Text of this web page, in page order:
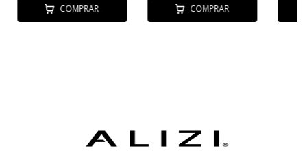
COMPRAR COMPRAR